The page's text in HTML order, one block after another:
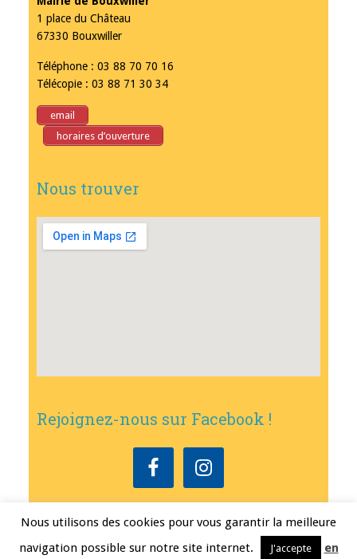
1 place du Château
67330 Bouxwiller
Téléphone : 03 88 70 70 16
Télécopie : 03 88 71 30 34
email
horaires d’ouverture
Nous trouver
Rejoignez-nous sur Facebook !
Mairie de Bouxwiller • Conception
Mentions légales
Nous utilisons des cookies pour vous garantir la meilleure
navigation possible sur notre site internet.
J'accepte en